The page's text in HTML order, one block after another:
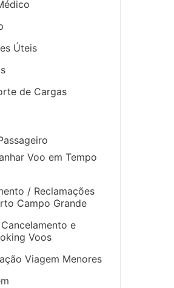
Úteis
de Cargas
Voo em Tempo
/ Reclamações
Campo Grande
e
Voos
Viagem Menores